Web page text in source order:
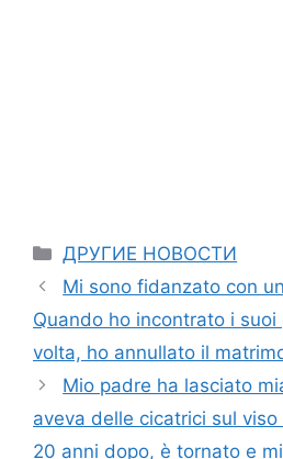
Categories
ДРУГИЕ НОВОСТИ
Mi sono fidanzato con
Quando ho incontrato i
volta, ho annullato il
Mio padre ha lasciato
aveva delle cicatrici sul
20 anni dopo, è tornato e